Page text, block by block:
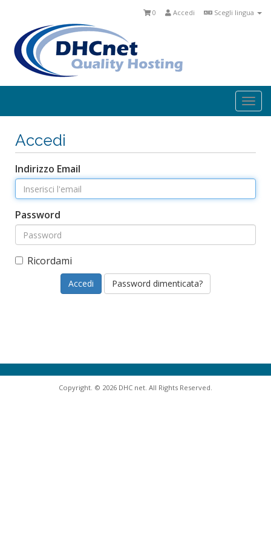
Scegli lingua
Accedi
0
Accedi
Indirizzo Email
Password
Ricordami
Password dimenticata?
Copyright. © 2026 DHC net. All Rights Reserved.